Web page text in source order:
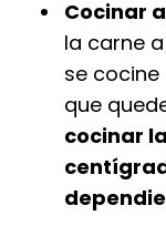
Cocinar
la carne
se
que
cocinar